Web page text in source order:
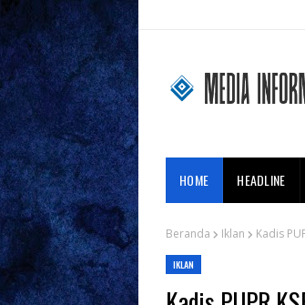
HOME HEADLINE
Beranda Iklan Kadis
IKLAN